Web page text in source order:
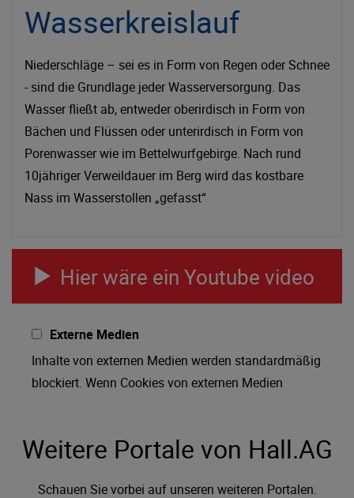
Wasserkreislauf
Niederschläge – sei es in Form von Regen oder Schnee
- sind die Grundlage jeder Wasserversorgung. Das
Wasser fließt ab, entweder oberirdisch in Form von
Bächen und Flüssen oder unterirdisch in Form von
Porenwasser wie im Bettelwurfgebirge. Nach rund
10jähriger Verweildauer im Berg wird das kostbare
Nass im Wasserstollen „gefasst“
Hier wäre ein Youtube video
Externe Medien
Inhalte von externen Medien werden standardmäßig
blockiert. Wenn Cookies von externen Medien
Weitere Portale von Hall.AG
Schauen Sie vorbei auf unseren weiteren Portalen.